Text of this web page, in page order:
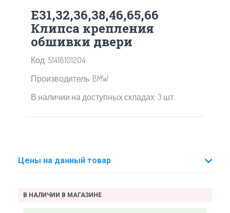
Е31,32,36,38,46,65,66
Клипса крепления
обшивки двери
Код: 51418101204
Производитель: BMW
В наличии на доступных складах: 3 шт.
Цены на данный товар
В НАЛИЧИИ В МАГАЗИНЕ